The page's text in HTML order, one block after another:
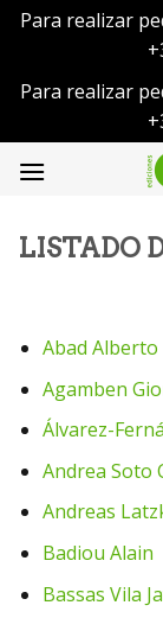
Para realizar
Para realizar
LISTADO
Abad Alberto
Agamben
Álvarez-
Andrea Soto
Andreas
Badiou Alain
Bassas Vila